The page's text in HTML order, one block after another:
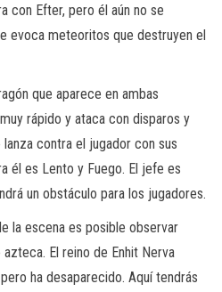
con Efter, pero él aún no se
evoca meteoritos que destruyen el
que aparece en ambas
rápido y ataca con disparos y
contra el jugador con sus
él es Lento y Fuego. El jefe es
un obstáculo para los jugadores.
la escena es posible observar
El reino de Enhit Nerva
ha desaparecido. Aquí tendrás